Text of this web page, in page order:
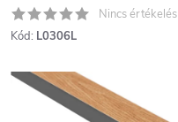
Nincs értékelés
Kód: L0306L